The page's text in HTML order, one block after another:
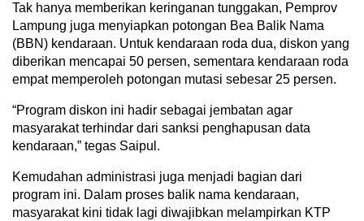
Tak hanya memberikan keringanan tunggakan, Pemprov
Lampung juga menyiapkan potongan Bea Balik Nama
(BBN) kendaraan. Untuk kendaraan roda dua, diskon yang
diberikan mencapai 50 persen, sementara kendaraan roda
empat memperoleh potongan mutasi sebesar 25 persen.
“Program diskon ini hadir sebagai jembatan agar
masyarakat terhindar dari sanksi penghapusan data
kendaraan,” tegas Saipul.
Kemudahan administrasi juga menjadi bagian dari
program ini. Dalam proses balik nama kendaraan,
masyarakat kini tidak lagi diwajibkan melampirkan KTP